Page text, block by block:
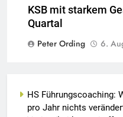
KSB mit starkem
Quartal
Peter Ording
6.
HS Führungscoaching:
pro Jahr nichts